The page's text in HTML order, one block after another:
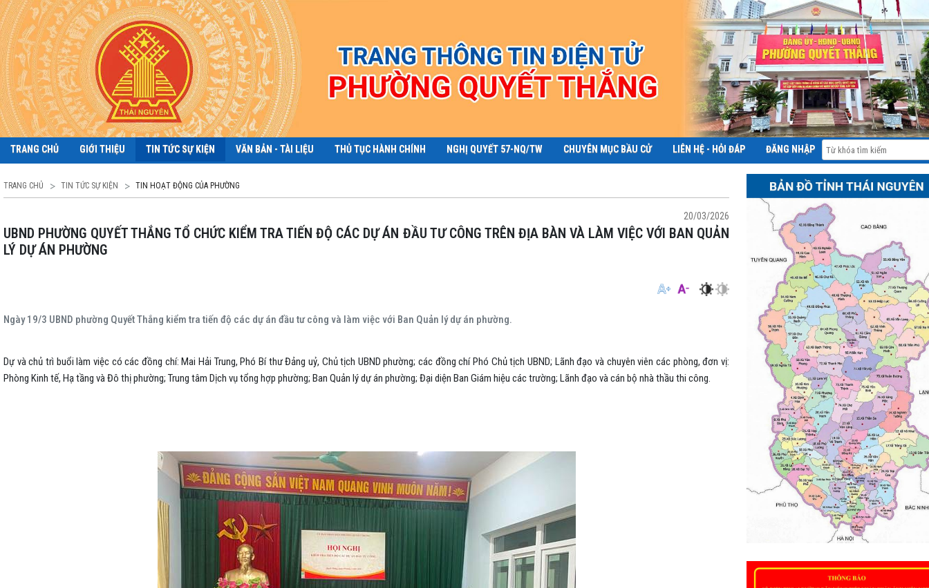
TRANG CHỦ GIỚI THIỆU TIN TỨC SỰ KIỆN VĂN BẢN - TÀI LIỆU THỦ TỤC HÀNH CHÍNH NGHỊ QUYẾT 57-NQ/TW CHUYÊN MỤC BẦU CỬ LIÊN HỆ - HỎI ĐÁP ĐĂNG NHẬP ĐỀ ÁN 06
TRANG CHỦ TIN TỨC SỰ KIỆN TIN HOẠT ĐỘNG CỦA PHƯỜNG
20/03/2026
UBND PHƯỜNG QUYẾT THẮNG TỔ CHỨC KIỂM TRA TIẾN ĐỘ CÁC DỰ ÁN ĐẦU TƯ CÔNG TRÊN ĐỊA BÀN VÀ LÀM VIỆC VỚI BAN QUẢN
LÝ DỰ ÁN PHƯỜNG
Ngày 19/3 UBND phường Quyết Thắng kiểm tra tiến độ các dự án đầu tư công và làm việc với Ban Quản lý dự án phường.
Dự và chủ trì buổi làm việc có các đồng chí: Mai Hải Trung, Phó Bí thư Đảng uỷ, Chủ tịch UBND phường; các đồng chí Phó Chủ tịch UBND; Lãnh đạo và chuyên viên các phòng, đơn vị:
Phòng Kinh tế, Hạ tầng và Đô thị phường; Trung tâm Dịch vụ tổng hợp phường; Ban Quản lý dự án phường; Đại diện Ban Giám hiệu các trường; Lãnh đạo và cán bộ nhà thầu thi công.